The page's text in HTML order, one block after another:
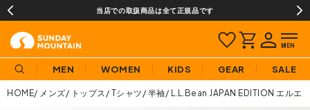
当店での取扱商品は全て正規品です
MEN WOMEN KIDS GEAR SALE
HOME メンズ トップス Tシャツ 半袖 L.L.Bean JAPAN EDITION エルエ